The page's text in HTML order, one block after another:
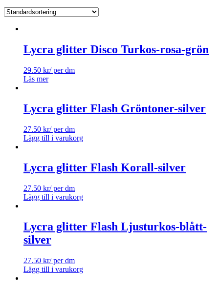
Lycra glitter Disco Turkos-rosa-grön
29.50 kr/ per dm
Läs mer
Lycra glitter Flash Gröntoner-silver
27.50 kr/ per dm
Lägg till i varukorg
Lycra glitter Flash Korall-silver
27.50 kr/ per dm
Lägg till i varukorg
Lycra glitter Flash Ljusturkos-blått-
silver
27.50 kr/ per dm
Lägg till i varukorg